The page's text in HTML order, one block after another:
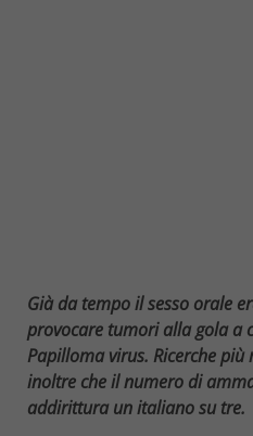
Già da tempo il sesso orale
provocare tumori alla gola a
Papilloma virus. Ricerche
inoltre che il numero di
addirittura un italiano su tre.